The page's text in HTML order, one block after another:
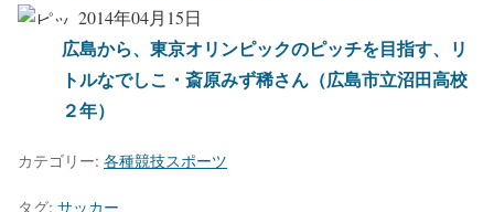
2014年04月15日
広島から、東京オリンピックのピッチを目指す、リ
トルなでしこ・斎原みず稀さん（広島市立沼田高校
２年）
カテゴリー: 各種競技スポーツ
タグ: サッカー